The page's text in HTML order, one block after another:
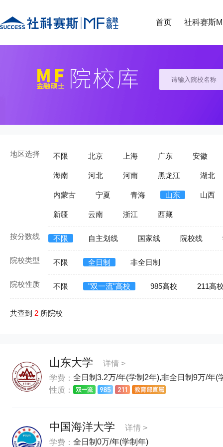
首页 社科赛斯
地区选择 不限 北京 上海 广东 安徽
海南 河北 河南 黑龙江 湖北
内蒙古 宁夏 青海 山东 山西
新疆 云南 浙江 西藏
按分数线 不限 自主划线 国家线 院校线
院校类型 不限 全日制 非全日制
院校性质 不限 "双一流"高校 985高校 211高
共查到 2 所院校
山东大学
详情 >
学费： 全日制3.2万/年(学制2年),非全日制9万/年(
性质：
中国海洋大学
详情 >
学费： 全日制0万/年(学制年)